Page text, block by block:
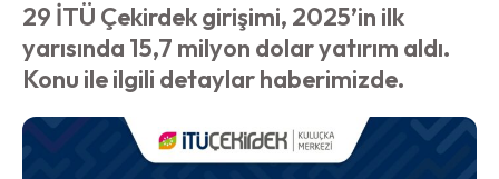
29 İTÜ Çekirdek girişimi, 2025’in ilk
yarısında 15,7 milyon dolar yatırım aldı.
Konu ile ilgili detaylar haberimizde.